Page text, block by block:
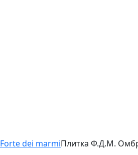
Forte dei marmiПлитка Ф.Д.М.